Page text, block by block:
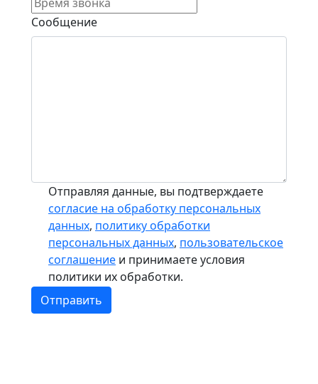
Сообщение
Отправляя данные, вы подтверждаете
согласие на обработку персональных
данных, политику обработки
персональных данных, пользовательское
соглашение и принимаете условия
политики их обработки.
Отправить